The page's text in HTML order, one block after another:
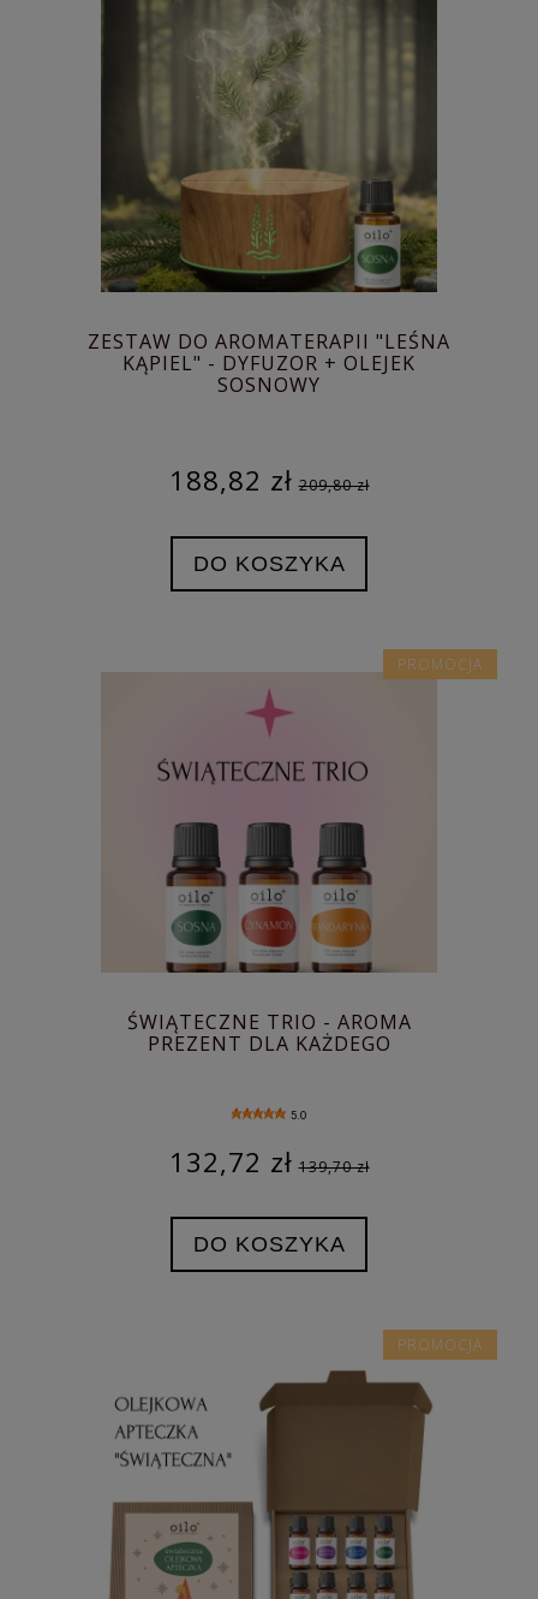
ZESTAW DO AROMATERAPII "LEŚNA
KĄPIEL" - DYFUZOR + OLEJEK
SOSNOWY
188,82 zł 209,80 zł
DO KOSZYKA
ŚWIĄTECZNE TRIO - AROMA
PREZENT DLA KAŻDEGO
5.0
132,72 zł 139,70 zł
DO KOSZYKA
PROMOCJA
PROMOCJA